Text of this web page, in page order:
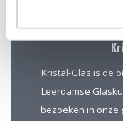
Kristal-Glas is de
Leerdamse
bezoeken in onze